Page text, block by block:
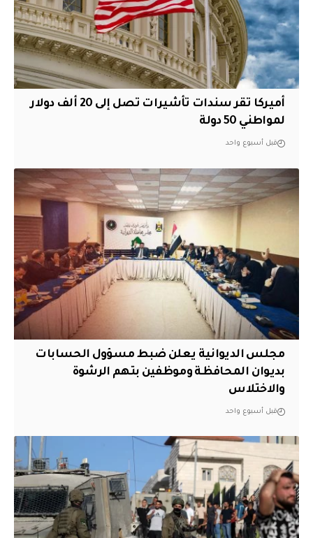
أميركا تقر سندات تأشيرات تصل إلى 20 ألف دولار
لمواطني 50 دولة
قبل أسبوع واحد
مجلس الديوانية يعلن ضبط مسؤول الحسابات
بديوان المحافظة وموظفين بتهم الرشوة
والاختلاس
قبل أسبوع واحد